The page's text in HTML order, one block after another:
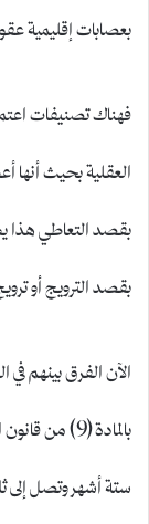
بعصابات إقليمية
فهناك تصنيفات
العقلية بحيث
بقصد التعاطي هذا
بقصد الترويج أو
الآن الفرق بينهم
بالمادة (9)
ستة أشهر وتصل